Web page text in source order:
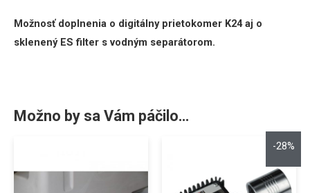
Možnosť doplnenia o digitálny prietokomer K24 aj o
sklenený ES filter s vodným separátorom.
Možno by sa Vám páčilo…
-28%